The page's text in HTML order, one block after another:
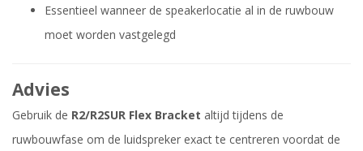
Essentieel wanneer de speakerlocatie al in de ruwbouw
moet worden vastgelegd
Advies
Gebruik de R2/R2SUR Flex Bracket altijd tijdens de
ruwbouwfase om de luidspreker exact te centreren voordat de